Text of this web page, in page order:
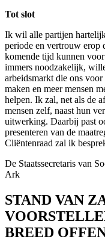
Tot slot
Ik wil alle partijen
periode en vertrouw erop
komende tijd kunnen
immers noodzakelijk,
arbeidsmarkt die ons
maken en meer mensen
helpen. Ik zal, net als de
mensen zelf, naast hun
uitwerking. Daarbij past
presenteren van de
Cliëntenraad zal ik
De Staatssecretaris van
Ark
STAND VAN
BREED